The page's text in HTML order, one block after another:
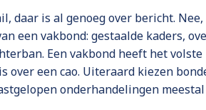
daar is al genoeg over bericht.
een vakbond: gestaalde kaders,
Een vakbond heeft het volste
een cao. Uiteraard kiezen
onderhandelingen